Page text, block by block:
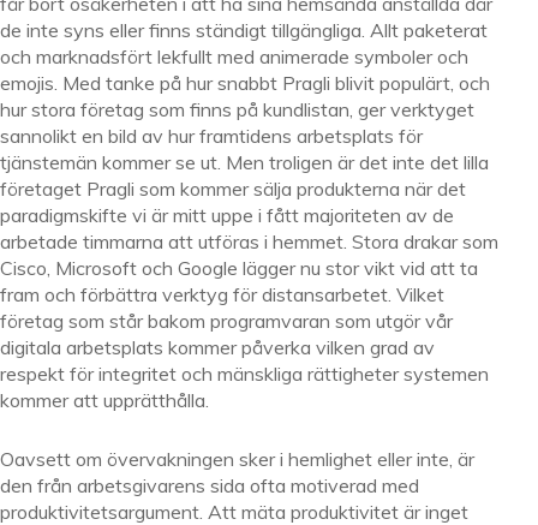
de inte syns eller finns ständigt tillgängliga. Allt paketerat
och marknadsfört lekfullt med animerade symboler och
emojis. Med tanke på hur snabbt Pragli blivit populärt, och
hur stora företag som finns på kundlistan, ger verktyget
sannolikt en bild av hur framtidens arbetsplats för
tjänstemän kommer se ut. Men troligen är det inte det lilla
företaget Pragli som kommer sälja produkterna när det
paradigmskifte vi är mitt uppe i fått majoriteten av de
arbetade timmarna att utföras i hemmet. Stora drakar som
Cisco, Microsoft och Google lägger nu stor vikt vid att ta
fram och förbättra verktyg för distansarbetet. Vilket
företag som står bakom programvaran som utgör vår
digitala arbetsplats kommer påverka vilken grad av
respekt för integritet och mänskliga rättigheter systemen
kommer att upprätthålla.
Oavsett om övervakningen sker i hemlighet eller inte, är
den från arbetsgivarens sida ofta motiverad med
produktivitetsargument. Att mäta produktivitet är inget